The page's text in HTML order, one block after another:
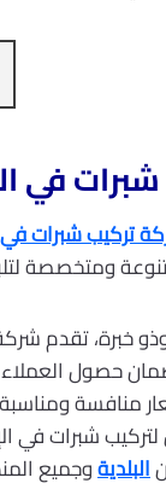
في
تركيب شبرات في
ومتخصصة
تقدم شركة
حصول
منافسة
شبرات في
البلديةوجميع